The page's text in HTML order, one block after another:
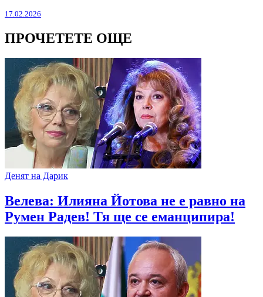
17.02.2026
ПРОЧЕТЕТЕ ОЩЕ
Денят на Дарик
Велева: Илияна Йотова не е равно на
Румен Радев! Тя ще се еманципира!